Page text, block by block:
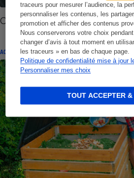
traceurs pour mesurer l’audience, la
personnaliser les contenus, les
promotion et afficher des contenus
Nous conserverons votre choix
changer d’avis à tout moment en
les traceurs » en bas de chaque page.
Politique de confidentialité mise à jour
Personnaliser mes choix
TOUT ACCEPTER
Compostage - Des citadins
ACTUALITÉ